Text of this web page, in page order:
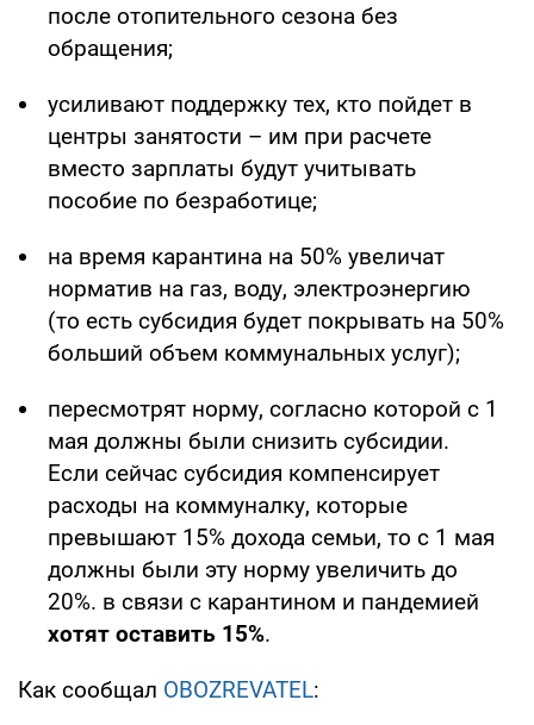
после отопительного сезона без
обращения;
усиливают поддержку тех, кто пойдет в
центры занятости – им при расчете
вместо зарплаты будут учитывать
пособие по безработице;
на время карантина на 50% увеличат
норматив на газ, воду, электроэнергию
(то есть субсидия будет покрывать на 50%
больший объем коммунальных услуг);
пересмотрят норму, согласно которой с 1
мая должны были снизить субсидии.
Если сейчас субсидия компенсирует
расходы на коммуналку, которые
превышают 15% дохода семьи, то с 1 мая
должны были эту норму увеличить до
20%. в связи с карантином и пандемией
хотят оставить 15%.
Как сообщал OBOZREVATEL: